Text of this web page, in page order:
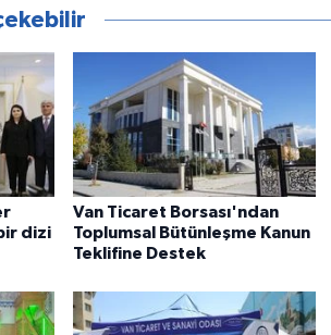
dizi
Van Ticaret Borsası'ndan
Toplumsal Bütünleşme Kanun
Teklifine Destek